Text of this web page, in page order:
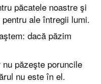
păcatele noastre şi
ale întregii lumi.
dacă păzim
păzeşte poruncile
nu este în el.